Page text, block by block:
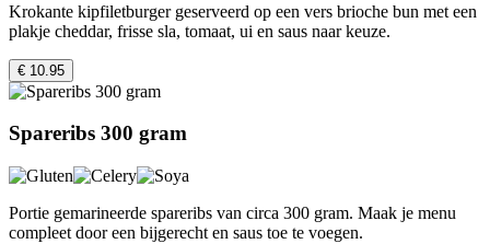
Krokante kipfiletburger geserveerd op een vers brioche bun met een
plakje cheddar, frisse sla, tomaat, ui en saus naar keuze.
€ 10.95
Spareribs 300 gram
Portie gemarineerde spareribs van circa 300 gram. Maak je menu
compleet door een bijgerecht en saus toe te voegen.